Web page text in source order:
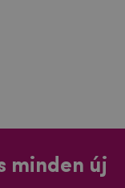
minden új